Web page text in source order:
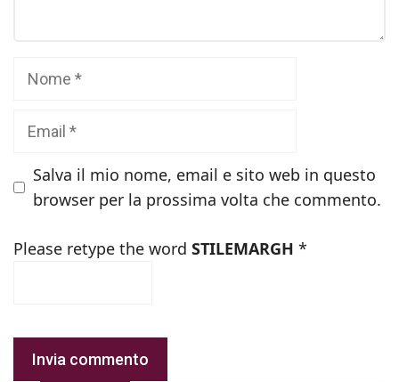
Salva il mio nome, email e sito web in questo
browser per la prossima volta che commento.
Please retype the word STILEMARGH *